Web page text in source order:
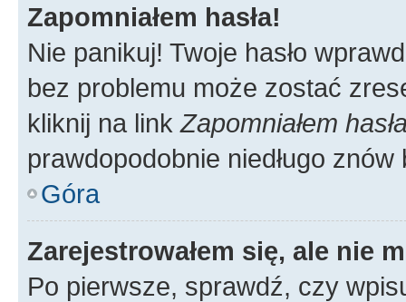
Zapomniałem hasła!
Nie panikuj! Twoje hasło
bez problemu może zostać
kliknij na link Zapomniałem
prawdopodobnie niedługo
Góra
Zarejestrowałem się, ale nie
Po pierwsze, sprawdź, czy